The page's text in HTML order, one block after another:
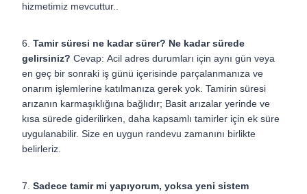
hizmetimiz mevcuttur..
6. Tamir süresi ne kadar sürer? Ne kadar sürede
gelirsiniz? Cevap: Acil adres durumları için aynı gün veya
en geç bir sonraki iş günü içerisinde parçalanmanıza ve
onarım işlemlerine katılmanıza gerek yok. Tamirin süresi
arızanın karmaşıklığına bağlıdır; Basit arızalar yerinde ve
kısa sürede giderilirken, daha kapsamlı tamirler için ek süre
uygulanabilir. Size en uygun randevu zamanını birlikte
belirleriz.
7. Sadece tamir mi yapıyorum, yoksa yeni sistem